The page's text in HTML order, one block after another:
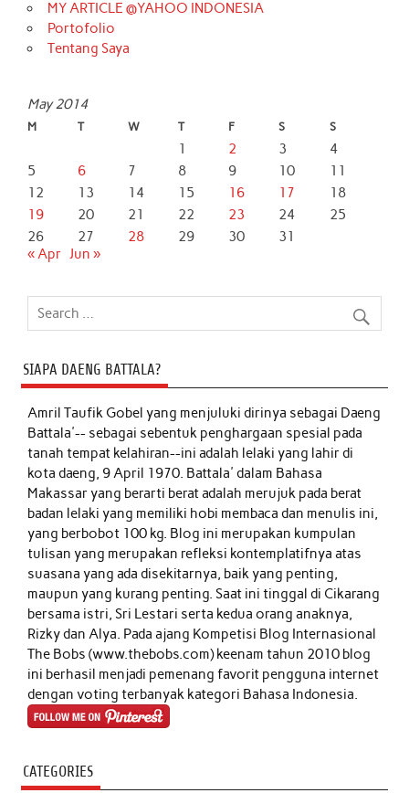
MY ARTICLE @YAHOO INDONESIA
Portofolio
Tentang Saya
May 2014
M T W T F S S
1 2 3
4
5
6 7 8 9 10
11
12
13 14 15 16 17
18
19
20 21 22 23 24
25
26
27 28 29 30
31
« Apr Jun »
SIAPA DAENG BATTALA?
Amril Taufik Gobelyang menjuluki dirinya sebagai Daeng
Battala'-- sebagai sebentuk penghargaan spesial pada
tanah tempat kelahiran--ini adalah lelaki yang lahir di
kota daeng, 9 April 1970. Battala' dalam Bahasa
Makassar yang berarti berat adalah merujuk pada berat
badan lelaki yang memiliki hobi membaca dan menulis ini,
yang berbobot 100 kg. Blog ini merupakan kumpulan
tulisan yang merupakan refleksi kontemplatifnya atas
suasana yang ada disekitarnya, baik yang penting,
maupun yang kurang penting. Saat ini tinggal di Cikarang
bersama istri, Sri Lestari serta kedua orang anaknya,
Rizky dan Alya. Pada ajang Kompetisi Blog Internasional
The Bobs (www.thebobs.com) keenam tahun 2010 blog
ini berhasil menjadi pemenang favorit pengguna internet
dengan voting terbanyak kategori Bahasa Indonesia.
CATEGORIES